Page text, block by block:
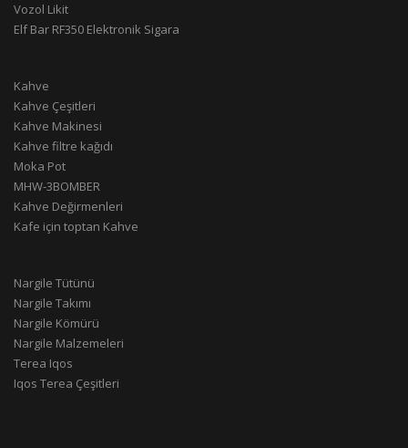
Vozol Likit
Elf Bar RF350 Elektronik Sigara
Kahve
Kahve Çeşitleri
Kahve Makinesi
Kahve filtre kağıdı
Moka Pot
MHW-3BOMBER
Kahve Değirmenleri
Kafe için toptan Kahve
Nargile Tütünü
Nargile Takımı
Nargile Kömürü
Nargile Malzemeleri
Terea Iqos
Iqos Terea Çeşitleri